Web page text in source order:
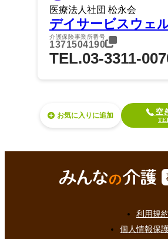
医療法人社団 松永会
デイサービスウェ
介護保険事業所番号
1371504190
TEL.03-3311-
お気に入り 空
利用規約
個人情報保